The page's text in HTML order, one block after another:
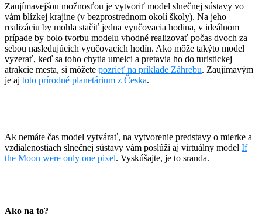
Zaujímavejšou možnosťou je vytvoriť model slnečnej sústavy vo
vám blízkej krajine (v bezprostrednom okolí školy). Na jeho
realizáciu by mohla stačiť jedna vyučovacia hodina, v ideálnom
prípade by bolo tvorbu modelu vhodné realizovať počas dvoch za
sebou nasledujúcich vyučovacích hodín. Ako môže takýto model
vyzerať, keď sa toho chytia umelci a pretavia ho do turistickej
atrakcie mesta, si môžete pozrieť na príklade Záhrebu. Zaujímavým
je aj toto prírodné planetárium z Česka.
Ak nemáte čas model vytvárať, na vytvorenie predstavy o mierke a
vzdialenostiach slnečnej sústavy vám poslúži aj virtuálny model If
the Moon were only one pixel. Vyskúšajte, je to sranda.
Ako na to?